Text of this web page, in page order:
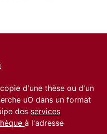
d'une thèse ou d'un
uO dans un format
des services
à l'adresse